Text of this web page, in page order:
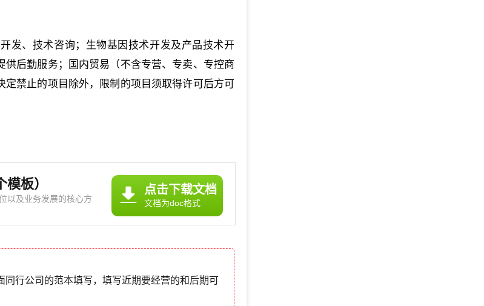
发、技术咨询；生物基因技术开发及产品技术开
后勤服务；国内贸易（不含专营、专卖、专控商
禁止的项目除外，限制的项目须取得许可后方可
板）
以及业务发展的核心方
疗服务，再到医药研发等
市场环境以及政策法规等
点击下载文档
文档为doc格式
行公司的范本填写，填写近期要经营的和后期可